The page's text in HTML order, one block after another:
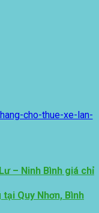
cho-thue-xe-lan-
– Ninh Bình giá chỉ
Quy Nhơn, Bình